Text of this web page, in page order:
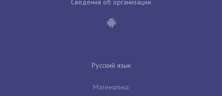
Сведения об организации
Русский язык
Математика